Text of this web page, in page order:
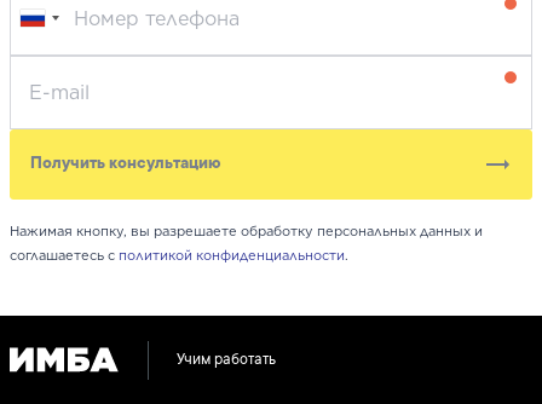
Получить консультацию
Нажимая кнопку, вы разрешаете обработку персональных данных и
соглашаетесь с политикой конфиденциальности.
Учим работать